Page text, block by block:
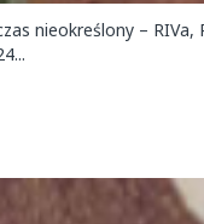
nieokreślony – RIVa,